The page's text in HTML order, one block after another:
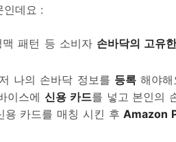
인데요 :
패턴 등 소비자 손바닥의 고유
나의 손바닥 정보를 등록해야해
이스에신용 카드를 넣고 본인의
용 카드를 매칭 시킨 후Amazon